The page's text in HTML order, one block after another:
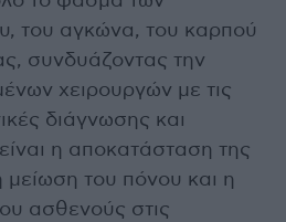
του αγκώνα, του καρπού
συνδυάζοντας την
χειρουργών με τις
διάγνωσης και
η αποκατάσταση της
μείωση του πόνου και η
ασθενούς στις